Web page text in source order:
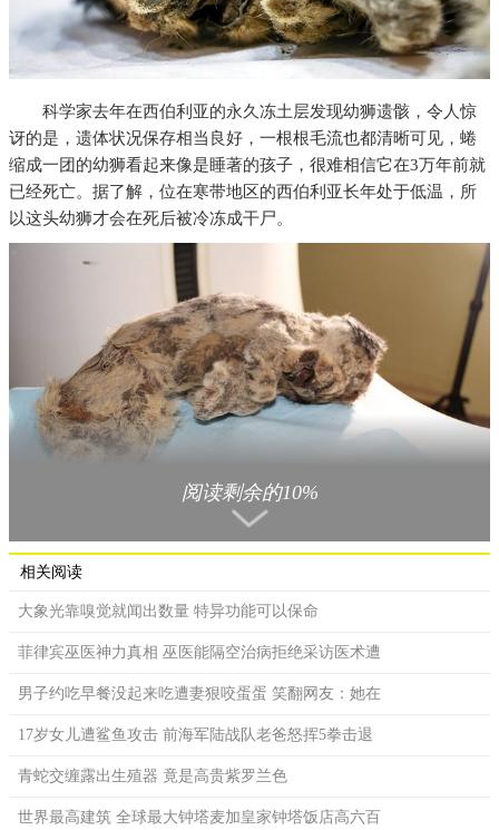
科学家去年在西伯利亚的永久冻土层发现幼狮遗骸，令人惊
讶的是，遗体状况保存相当良好，一根根毛流也都清晰可见，蜷
缩成一团的幼狮看起来像是睡著的孩子，很难相信它在3万年前就
已经死亡。据了解，位在寒带地区的西伯利亚长年处于低温，所
以这头幼狮才会在死后被冷冻成干尸。
于2018年7月飞往西伯利亚探勘，在东北部发现这头800公克重的
小狮子，身长大约40公分，看起来相当幼小脆弱，当时科学家便
阅读剩余的10%
相关阅读
大象光靠嗅觉就闻出数量 特异功能可以保命
菲律宾巫医神力真相 巫医能隔空治病拒绝采访医术遭
男子约吃早餐没起来吃遭妻狠咬蛋蛋 笑翻网友：她在
17岁女儿遭鲨鱼攻击 前海军陆战队老爸怒挥5拳击退
青蛇交缠露出生殖器 竟是高贵紫罗兰色
世界最高建筑 全球最大钟塔麦加皇家钟塔饭店高六百